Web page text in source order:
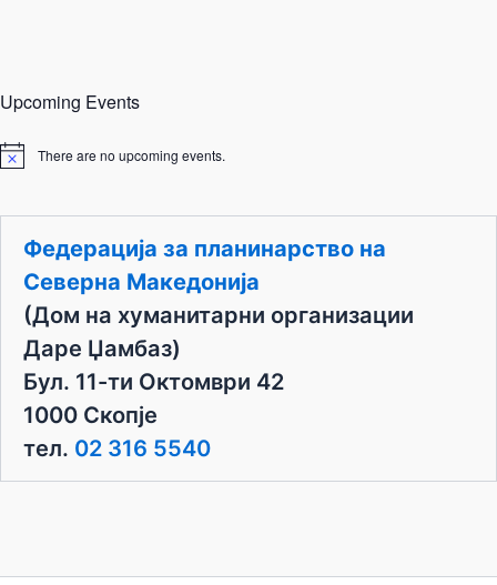
Upcoming Events
N
i
There are no upcoming events.
Федерација за планинарство на
Северна Македонија
(Дом на хуманитарни организации
Даре Џамбаз)
Бул. 11-ти Октомври 42
1000 Скопје
тел. 02 316 5540